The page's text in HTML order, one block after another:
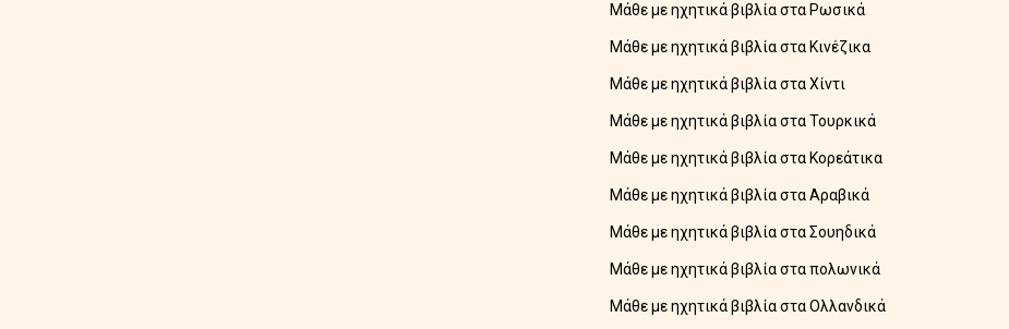
Μάθε με ηχητικά βιβλία στα Ρωσικά
Μάθε με ηχητικά βιβλία στα Κινέζικα
Μάθε με ηχητικά βιβλία στα Χίντι
Μάθε με ηχητικά βιβλία στα Τουρκικά
Μάθε με ηχητικά βιβλία στα Κορεάτικα
Μάθε με ηχητικά βιβλία στα Αραβικά
Μάθε με ηχητικά βιβλία στα Σουηδικά
Μάθε με ηχητικά βιβλία στα πολωνικά
Μάθε με ηχητικά βιβλία στα Ολλανδικά